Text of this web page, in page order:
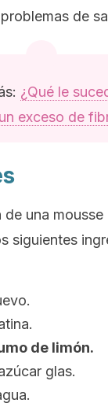
de
¿Qué le
exceso de
de una mousse
siguientes
de limón.
glas.